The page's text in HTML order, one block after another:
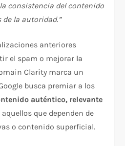
consistencia del contenido
la autoridad.”
anteriores
el spam o mejorar la
Clarity marca un
busca premiar a los
auténtico, relevante
que dependen de
o contenido superficial.